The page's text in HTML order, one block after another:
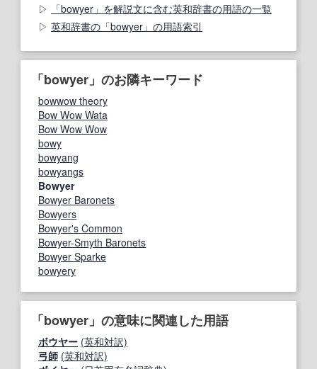
「bowyer」を解説文に含む英和辞書の用語の一覧
英和辞書の「bowyer」の用語索引
「bowyer」のお隣キーワード
bowwow theory
Bow Wow Wata
Bow Wow Wow
bowy
bowyang
bowyangs
Bowyer
Bowyer Baronets
Bowyers
Bowyer's Common
Bowyer-Smyth Baronets
Bowyer Sparke
bowyery
「bowyer」の意味に関連した用語
ボウヤー (英和対訳)
弓師 (英和対訳)